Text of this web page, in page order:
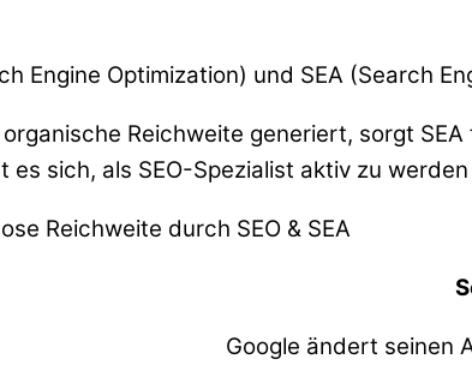
Engine Optimization) und SEA (Search
Reichweite generiert, sorgt
es sich, als SEO-Spezialist aktiv zu
Google ändert seinen